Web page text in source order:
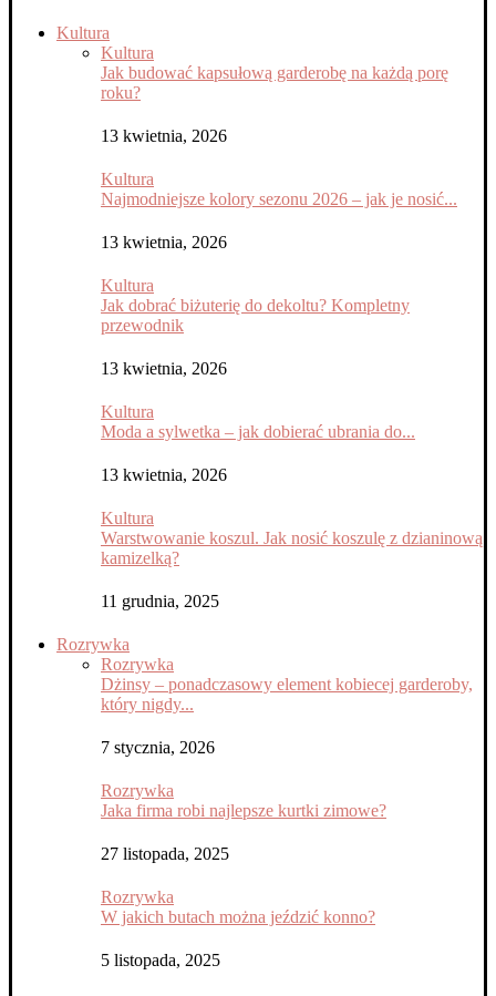
Kultura
Kultura
Jak budować kapsułową garderobę na każdą porę
roku?
13 kwietnia, 2026
Kultura
Najmodniejsze kolory sezonu 2026 – jak je nosić...
13 kwietnia, 2026
Kultura
Jak dobrać biżuterię do dekoltu? Kompletny
przewodnik
13 kwietnia, 2026
Kultura
Moda a sylwetka – jak dobierać ubrania do...
13 kwietnia, 2026
Kultura
Warstwowanie koszul. Jak nosić koszulę z dzianinową
kamizelką?
11 grudnia, 2025
Rozrywka
Rozrywka
Dżinsy – ponadczasowy element kobiecej garderoby,
który nigdy...
7 stycznia, 2026
Rozrywka
Jaka firma robi najlepsze kurtki zimowe?
27 listopada, 2025
Rozrywka
W jakich butach można jeździć konno?
5 listopada, 2025